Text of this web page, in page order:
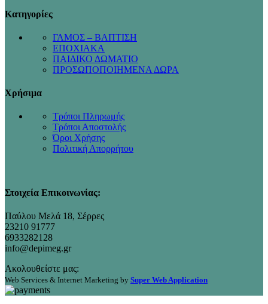
Κατηγορίες
ΓΑΜΟΣ – ΒΑΠΤΙΣΗ
ΕΠΟΧΙΑΚΑ
ΠΑΙΔΙΚΟ ΔΩΜΑΤΙΟ
ΠΡΟΣΩΠΟΠΟΙΗΜΕΝΑ ΔΩΡΑ
Χρήσιμα
Τρόποι Πληρωμής
Τρόποι Αποστολής
Όροι Χρήσης
Πολιτική Απορρήτου
Στοιχεία Επικοινωνίας:
Παύλου Μελά 18, Σέρρες
23210 91777
6933282128
info@depimeg.gr
Ακολουθείστε μας:
Web Services & Internet Marketing by Super Web Application